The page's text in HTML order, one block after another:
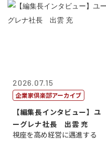
2026.07.15
企業家倶楽部アーカイブ
【編集長インタビュー】ユ
ーグレナ社長 出雲 充
視座を高め経営に邁進する